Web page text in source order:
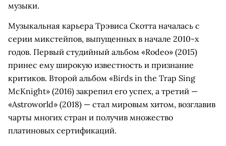
музыки.
Музыкальная карьера Трэвиса Скотта началась с
серии микстейпов, выпущенных в начале 2010-х
годов. Первый студийный альбом «Rodeo» (2015)
принес ему широкую известность и признание
критиков. Второй альбом «Birds in the Trap Sing
McKnight» (2016) закрепил его успех, а третий —
«Astroworld» (2018) — стал мировым хитом, возглавив
чарты многих стран и получив множество
платиновых сертификаций.